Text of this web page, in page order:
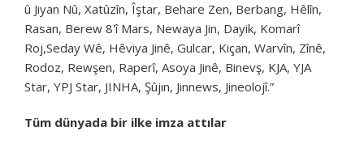
û Jiyan Nû, Xatûzîn, Îştar, Behare Zen, Berbang, Hêlîn,
Rasan, Berew 8'î Mars, Newaya Jin, Dayik, Komarî
Roj,Seday Wê, Hêviya Jinê, Gulcar, Kiçan, Warvîn, Zînê,
Rodoz, Rewşen, Raperî, Asoya Jinê, Binevş, KJA, YJA
Star, YPJ Star, JINHA, Şûjın, Jinnews, Jineolojî.”
Tüm dünyada bir ilke imza attılar